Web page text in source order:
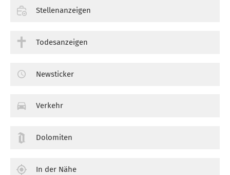
Stellenanzeigen
Todesanzeigen
Newsticker
Verkehr
Dolomiten
In der Nähe